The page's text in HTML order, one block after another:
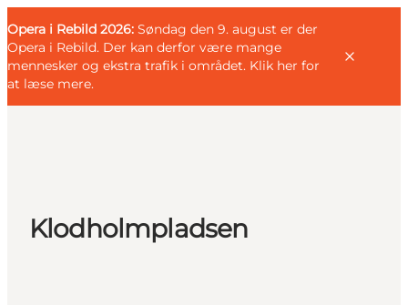
Opera i Rebild 2026: Søndag den 9. august er der
Opera i Rebild. Der kan derfor være mange
mennesker og ekstra trafik i området. Klik her for
at læse mere.
Parret
GæstDeutsch
Klodholmpladsen